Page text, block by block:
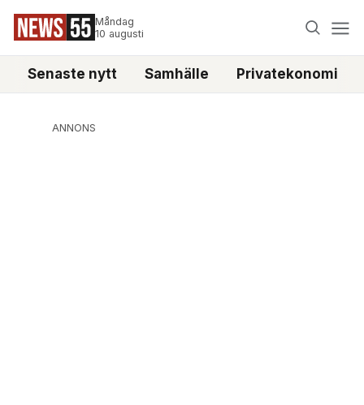
Måndag
10 augusti
Senaste nytt Samhälle Privatekonomi
ANNONS